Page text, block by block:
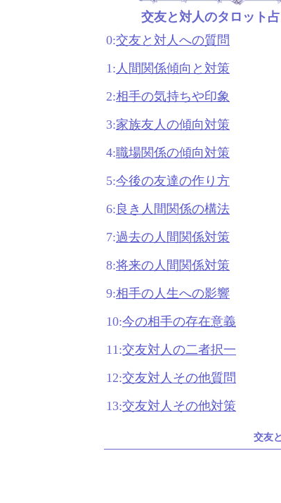
交友と対人のタロット
0:交友と対人への質問
1: 人間関係傾向と対策
2:相手の気持ちや印象
3:家族友人の傾向対策
4:職場関係の傾向対策
5:今後の友達の作り方
6: 良き人間関係の構法
7:過去の人間関係対策
8:将来の人間関係対策
9:相手の人生への影響
10:今の相手の存在意義
11:交友対人の二者択一
12:交友対人その他質問
13:交友対人その他対策
交友